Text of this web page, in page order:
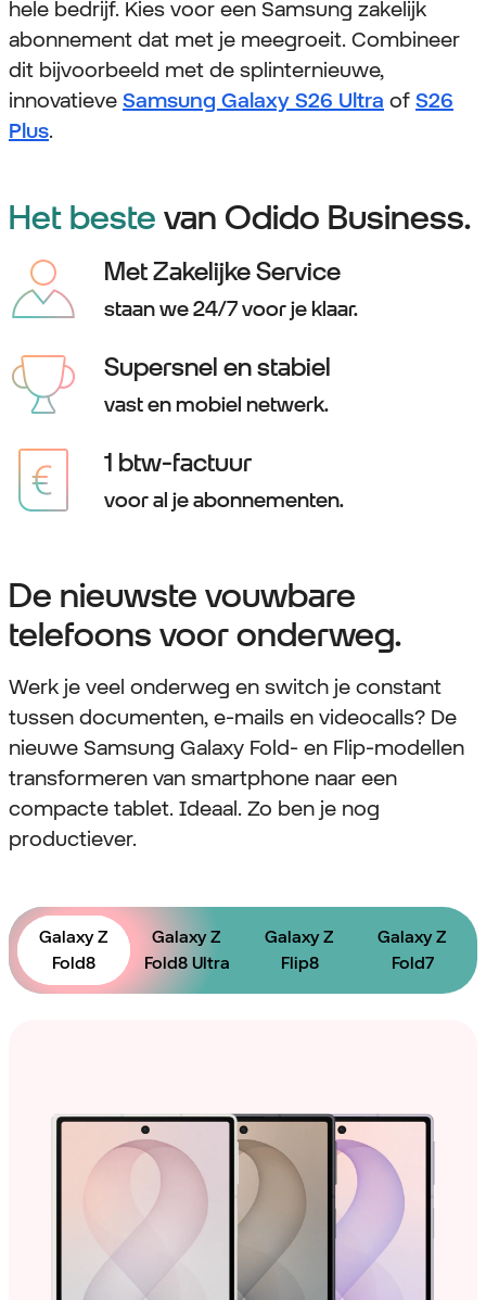
hele bedrijf. Kies voor een Samsung zakelijk
abonnement dat met je meegroeit. Combineer
dit bijvoorbeeld met de splinternieuwe,
innovatieve Samsung Galaxy S26 Ultra of S26
Plus.
Het beste van Odido Business.
Met Zakelijke Service
staan we 24/7 voor je klaar.
Supersnel en stabiel
vast en mobiel netwerk.
1 btw-factuur
voor al je abonnementen.
De nieuwste vouwbare
telefoons voor onderweg.
Werk je veel onderweg en switch je constant
tussen documenten, e-mails en videocalls? De
nieuwe Samsung Galaxy Fold- en Flip-modellen
transformeren van smartphone naar een
compacte tablet. Ideaal. Zo ben je nog
productiever.
Galaxy Z
Fold8
Galaxy Z
Fold8 Ultra
Galaxy Z
Flip8
Galaxy Z
Fold7